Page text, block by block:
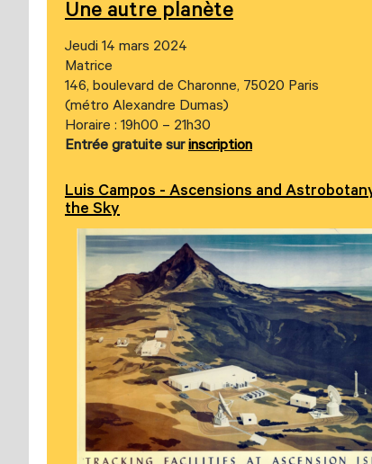
Une autre planète
Jeudi 14 mars 2024
Matrice
146, boulevard de Charonne, 75020 Paris
(métro Alexandre Dumas)
Horaire : 19h00 – 21h30
Entrée gratuite surinscription
Luis Campos - Ascensions and
the Sky